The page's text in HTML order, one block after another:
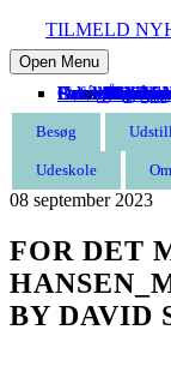
TILMELD
Open Menu
BesøgEntré
Find vej
Butik
Udstillinger
Aktuelle
Tidligere
Laboratoriet
Arrangementer
Tidligere
Udeskole
Om Husets
Gunnar
Have
Leje af
Støt Støt
Bliv
Bliv
Bliv
Tak til
Café
Besøg
Udeskole
08 september 2023
FOR DET
BY DAVID